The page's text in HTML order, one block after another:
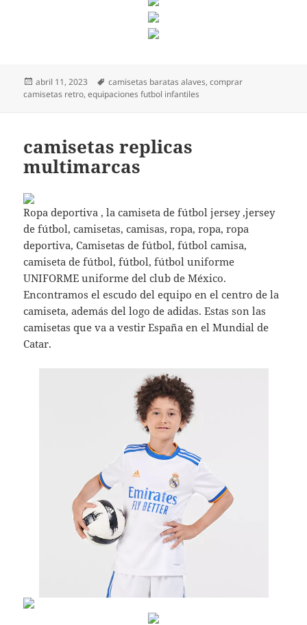
Publicado
el
abril 11, 2023 Etiquetas
camisetas baratas alaves,comprar
camisetas retro,equipaciones futbol infantiles
camisetas replicas
multimarcas
Ropa deportiva , la camiseta de fútbol jersey ,jersey
de fútbol, camisetas, camisas, ropa, ropa, ropa
deportiva, Camisetas de fútbol, fútbol camisa,
camiseta de fútbol, fútbol, fútbol uniforme
UNIFORME uniforme del club de México.
Encontramos el escudo del equipo en el centro de la
camiseta, además del logo de adidas. Estas son las
camisetas que va a vestir España en el Mundial de
Catar.